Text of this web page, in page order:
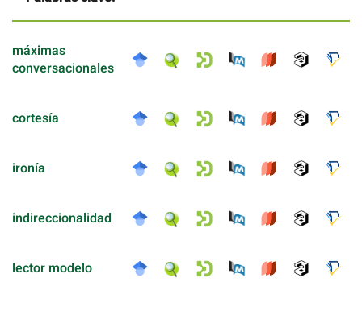
máximas
conversacionales
cortesía
ironía
indireccionalidad
lector modelo